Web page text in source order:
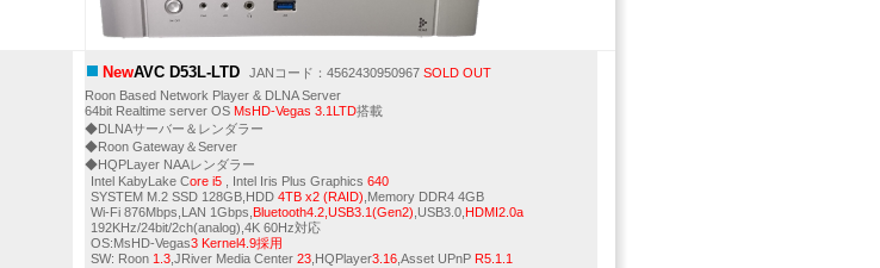
NewAVC D53L-LTD JANコード：4562430950967 SOLD OUT
Roon Based Network Player & DLNA Server
64bit Realtime server OS MsHD-Vegas 3.1LTD搭載
◆DLNAサーバー＆レンダラー
◆Roon Gateway＆Server
◆HQPLayer NAAレンダラー
Intel KabyLake Core i5 , Intel Iris Plus Graphics 640
SYSTEM M.2 SSD 128GB,HDD 4TB x2 (RAID) ,Memory DDR4 4GB
Wi-Fi 876Mbps,LAN 1Gbps, Bluetooth4.2,USB3.1(Gen2) ,USB3.0, HDMI2.0a
192KHz/24bit/2ch(analog),4K 60Hz対応
OS:MsHD-Vegas3 Kernel4.9採用
SW: Roon 1.3 ,JRiver Media Center 23 ,HQPlayer3.16 ,Asset UPnP R5.1.1